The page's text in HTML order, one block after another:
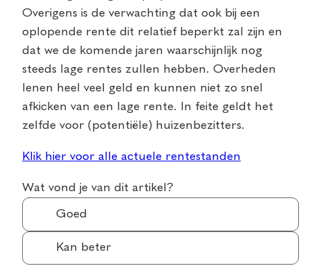
Overigens is de verwachting dat ook bij een
oplopende rente dit relatief beperkt zal zijn en
dat we de komende jaren waarschijnlijk nog
steeds lage rentes zullen hebben. Overheden
lenen heel veel geld en kunnen niet zo snel
afkicken van een lage rente. In feite geldt het
zelfde voor (potentiële) huizenbezitters.
Klik hier voor alle actuele rentestanden
Wat vond je van dit artikel?
Goed
Kan beter